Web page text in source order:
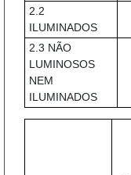
2.2
ILUMINADOS
2.3 NÃO
LUMINOSOS
NEM
ILUMINADOS